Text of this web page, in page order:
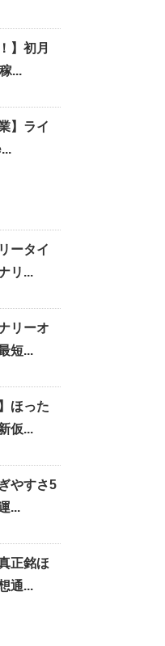
】初月
...
】ライ
ータイ
リ...
リーオ
短...
ほった
仮...
やすさ5
...
正銘ほ
通...